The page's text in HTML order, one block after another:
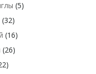
(5)
(32)
(16)
(26)